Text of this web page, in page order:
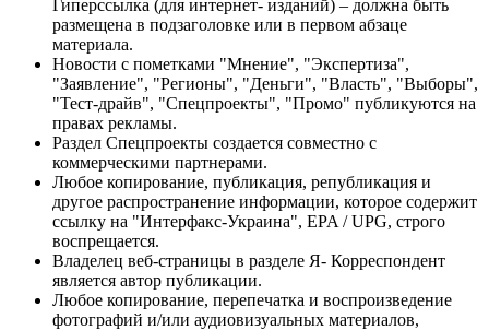
Гиперссылка (для интернет- изданий) – должна быть
размещена в подзаголовке или в первом абзаце
материала.
Новости с пометками "Мнение", "Экспертиза",
"Заявление", "Регионы", "Деньги", "Власть", "Выборы",
"Тест-драйв", "Спецпроекты", "Промо" публикуются на
правах рекламы.
Раздел Спецпроекты создается совместно с
коммерческими партнерами.
Любое копирование, публикация, републикация и
другое распространение информации, которое содержит
ссылку на "Интерфакс-Украина", EPA / UPG, строго
воспрещается.
Владелец веб-страницы в разделе Я- Корреспондент
является автор публикации.
Любое копирование, перепечатка и воспроизведение
фотографий и/или аудиовизуальных материалов,